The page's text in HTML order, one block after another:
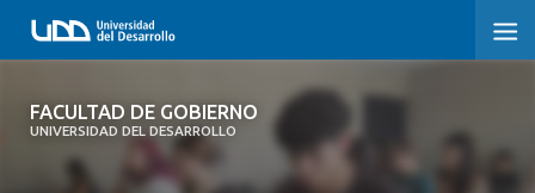
FACULTAD DE GOBIERNO
UNIVERSIDAD DEL DESARROLLO
FACULTAD DE GOBIERNO